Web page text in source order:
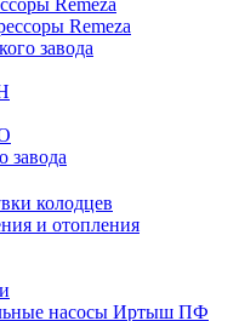
Remeza
Remeza
завода
завода
колодцев
и отопления
насосы Иртыш ПФ